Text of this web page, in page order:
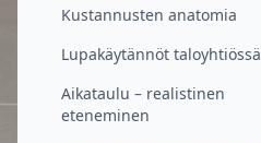
Kustannusten anatomia
Lupakäytännöt taloyhtiössä
Aikataulu – realistinen
eteneminen